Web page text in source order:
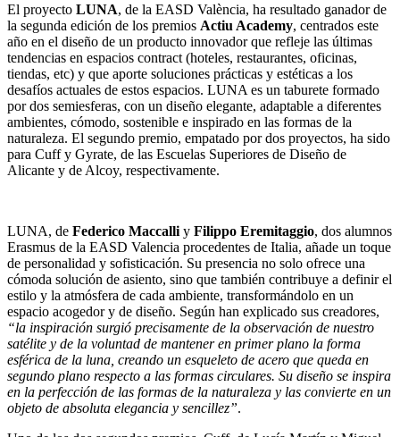
El proyecto LUNA, de la EASD València, ha resultado ganador de
la segunda edición de los premios Actiu Academy, centrados este
año en el diseño de un producto innovador que refleje las últimas
tendencias en espacios contract (hoteles, restaurantes, oficinas,
tiendas, etc) y que aporte soluciones prácticas y estéticas a los
desafíos actuales de estos espacios. LUNA es un taburete formado
por dos semiesferas, con un diseño elegante, adaptable a diferentes
ambientes, cómodo, sostenible e inspirado en las formas de la
naturaleza. El segundo premio, empatado por dos proyectos, ha sido
para Cuff y Gyrate, de las Escuelas Superiores de Diseño de
Alicante y de Alcoy, respectivamente.
LUNA, de Federico Maccalli y Filippo Eremitaggio, dos alumnos
Erasmus de la EASD Valencia procedentes de Italia, añade un toque
de personalidad y sofisticación. Su presencia no solo ofrece una
cómoda solución de asiento, sino que también contribuye a definir el
estilo y la atmósfera de cada ambiente, transformándolo en un
espacio acogedor y de diseño. Según han explicado sus creadores,
“la inspiración surgió precisamente de la observación de nuestro
satélite y de la voluntad de mantener en primer plano la forma
esférica de la luna, creando un esqueleto de acero que queda en
segundo plano respecto a las formas circulares. Su diseño se inspira
en la perfección de las formas de la naturaleza y las convierte en un
objeto de absoluta elegancia y sencillez”.